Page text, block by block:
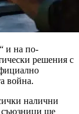
и на по-
решения с
война.
налични
ще